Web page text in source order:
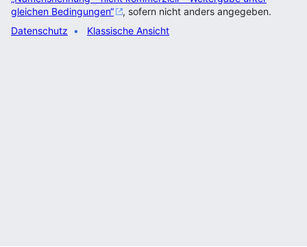
gleichen Bedingungen“
, sofern nicht anders angegeben.
Datenschutz
Klassische Ansicht